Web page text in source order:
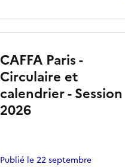
CAFFA Paris -
Circulaire et
calendrier - Session
2026
Publié le 22 septembre